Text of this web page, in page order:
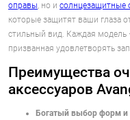
оправы, но и солнцезащитные
которые защитят ваши глаза
стильный вид. Каждая модель
призванная удовлетворять
Преимущества
аксессуаров
Богатый выбор форм и